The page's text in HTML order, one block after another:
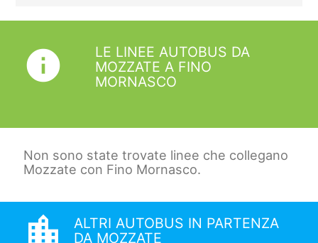
info
LE LINEE AUTOBUS DA
MOZZATE A FINO
MORNASCO
Non sono state trovate linee che collegano
Mozzate con Fino Mornasco.
location_city
ALTRI AUTOBUS IN PARTENZA
DA MOZZATE